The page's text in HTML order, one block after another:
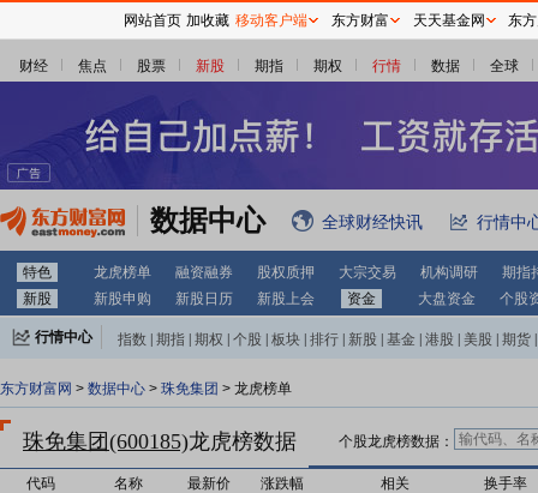
财经 焦点 股票 新股 期指 期权 行情 数据 全球
数据中心 全球财经快讯 行情中
特色 龙虎榜单 融资融券 股权质押 大宗交易 机构调研
期指
新股
新股申购 新股日历 新股上会 资金 大盘资金 个股
行情中心 指数 期指 期权 个股 板块 排行 新股 基金 港股 美股 期货
东方财富网 > 数据中心 > 珠免集团 > 龙虎榜单
珠免集团(600185)龙虎榜数据 个股龙虎榜数据：
代码 名称 最新价 涨跌幅 相关 换手率
网站首页 加收藏 移动客户端 东方财富 天天基金网 东